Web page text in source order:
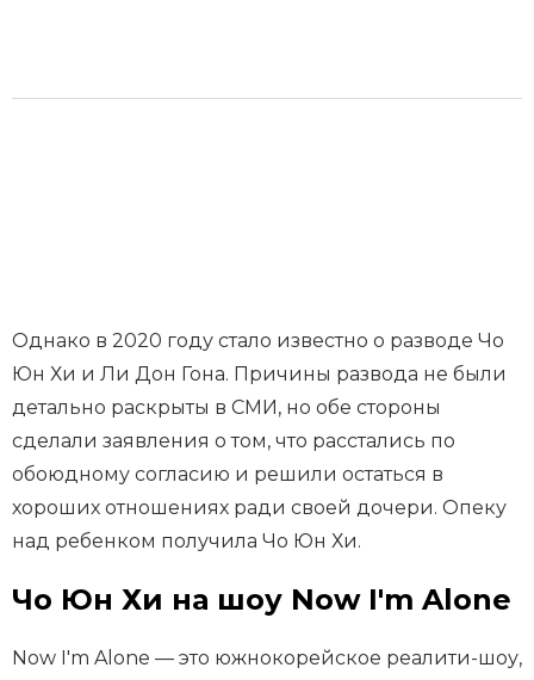
Однако в 2020 году стало известно о разводе Чо
Юн Хи и Ли Дон Гона. Причины развода не были
детально раскрыты в СМИ, но обе стороны
сделали заявления о том, что расстались по
обоюдному согласию и решили остаться в
хороших отношениях ради своей дочери. Опеку
над ребенком получила Чо Юн Хи.
Чо Юн Хи на шоу Now I'm Alone
Now I'm Alone — это южнокорейское реалити-шоу,